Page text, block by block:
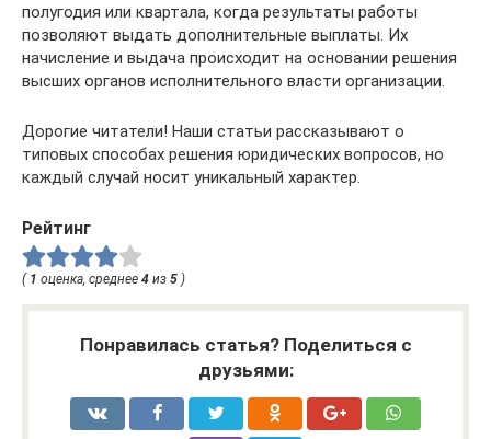
полугодия или квартала, когда результаты работы
позволяют выдать дополнительные выплаты. Их
начисление и выдача происходит на основании решения
высших органов исполнительного власти организации.
Дорогие читатели! Наши статьи рассказывают о
типовых способах решения юридических вопросов, но
каждый случай носит уникальный характер.
Рейтинг
( 1 оценка, среднее 4 из 5 )
Понравилась статья? Поделиться с
друзьями: